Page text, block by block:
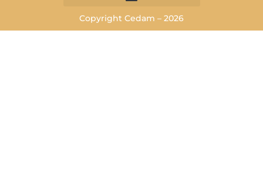
Copyright Cedam – 2026